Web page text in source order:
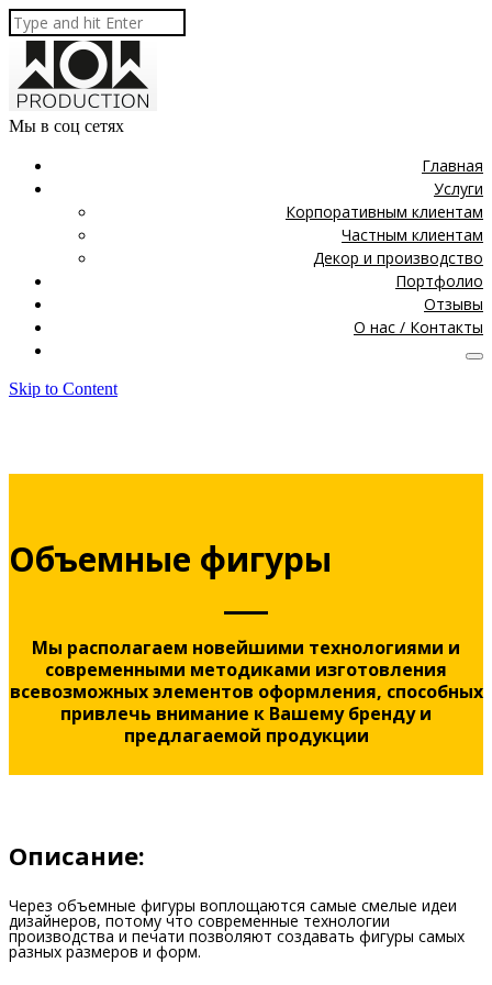
Мы в соц сетях
Главная
Услуги
Корпоративным клиентам
Частным клиентам
Декор и производство
Портфолио
Отзывы
О нас / Контакты
Skip to Content
Объемные фигуры
Мы располагаем новейшими технологиями и
современными методиками изготовления
всевозможных элементов оформления, способных
привлечь внимание к Вашему бренду и
предлагаемой продукции
Описание:
Через объемные фигуры воплощаются самые смелые идеи
дизайнеров, потому что современные технологии
производства и печати позволяют создавать фигуры самых
разных размеров и форм.